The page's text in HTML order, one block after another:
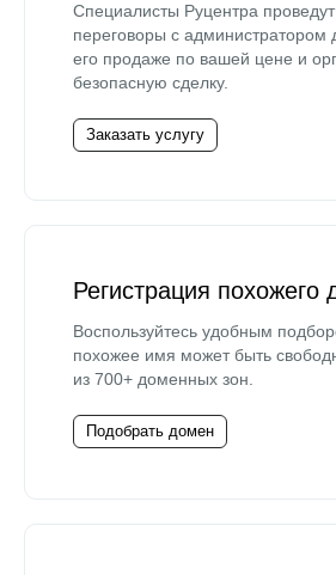
Специалисты Руцентра проведут
переговоры с администратором
его продаже по вашей цене и
безопасную сделку.
Заказать услугу
Регистрация похожего
Воспользуйтесь удобным
похожее имя может быть
из 700+ доменных зон.
Подобрать домен